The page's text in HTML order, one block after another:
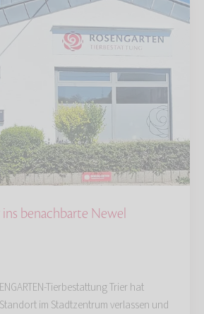
ins benachbarte Newel
Tierbestattung Trier hat
im Stadtzentrum verlassen und